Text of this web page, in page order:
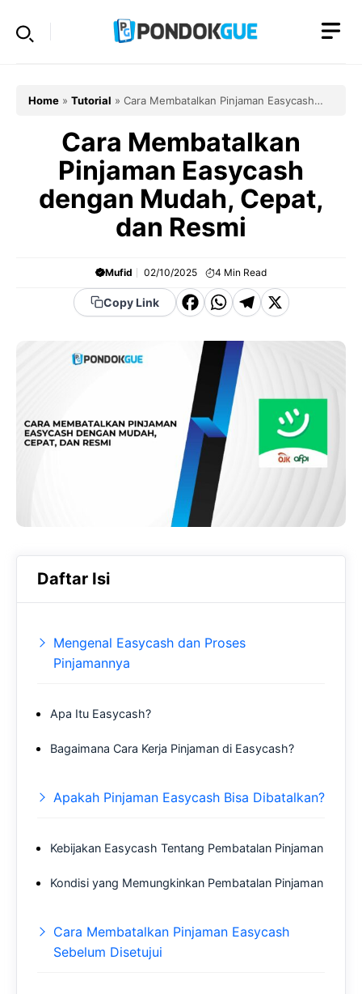
Home » Tutorial » Cara Membatalkan Pinjaman Easycash
Cara Membatalkan
Pinjaman Easycash
dengan Mudah, Cepat,
dan Resmi
Mufid 02/10/2025 4 Min Read
Copy Link
F
b
o
o
k
W
s
A
p
p
T
e
g
m
X
Daftar Isi
Mengenal Easycash dan Proses
Pinjamannya
Apa Itu Easycash?
Bagaimana Cara Kerja Pinjaman di Easycash?
Apakah Pinjaman Easycash Bisa Dibatalkan?
Kebijakan Easycash Tentang Pembatalan Pinjaman
Kondisi yang Memungkinkan Pembatalan Pinjaman
Cara Membatalkan Pinjaman Easycash
Sebelum Disetujui